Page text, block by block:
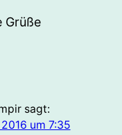
Grüße
sagt:
um 7:35